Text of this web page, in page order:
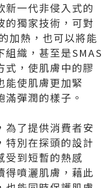
新一代非侵入式的
的獨家技術，可對
加熱，也可以將能
組織，甚至是SMAS
式，使肌膚中的膠
能使肌膚更加緊
彈潤的樣子。
為了提供消費者安
特別在探頭的設計
受到短暫的熱感
得噴灑肌膚，藉此